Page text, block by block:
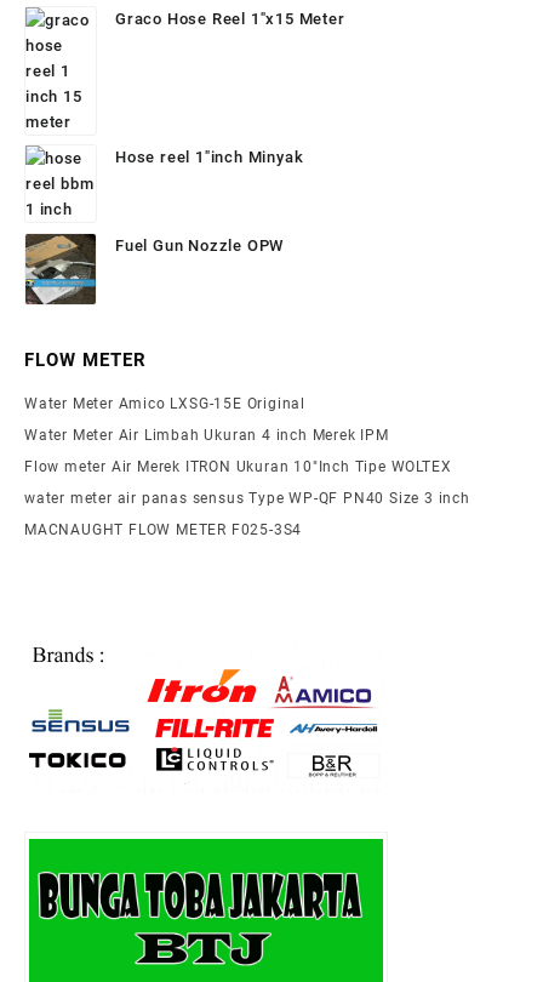
Graco Hose Reel 1"x15 Meter
Hose reel 1"inch Minyak
Fuel Gun Nozzle OPW
FLOW METER
Water Meter Amico LXSG-15E Original
Water Meter Air Limbah Ukuran 4 inch Merek IPM
Flow meter Air Merek ITRON Ukuran 10″Inch Tipe WOLTEX
water meter air panas sensus Type WP-QF PN40 Size 3 inch
MACNAUGHT FLOW METER F025-3S4